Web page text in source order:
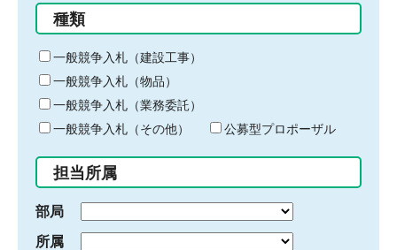
る
キ
ー
ワ
ー
ド
入
力
種類
一般競争入札（建設工事）
一般競争入札（物品）
一般競争入札（業務委託）
一般競争入札（その他）
公募型プロポーザル
担当所属
部局
所属